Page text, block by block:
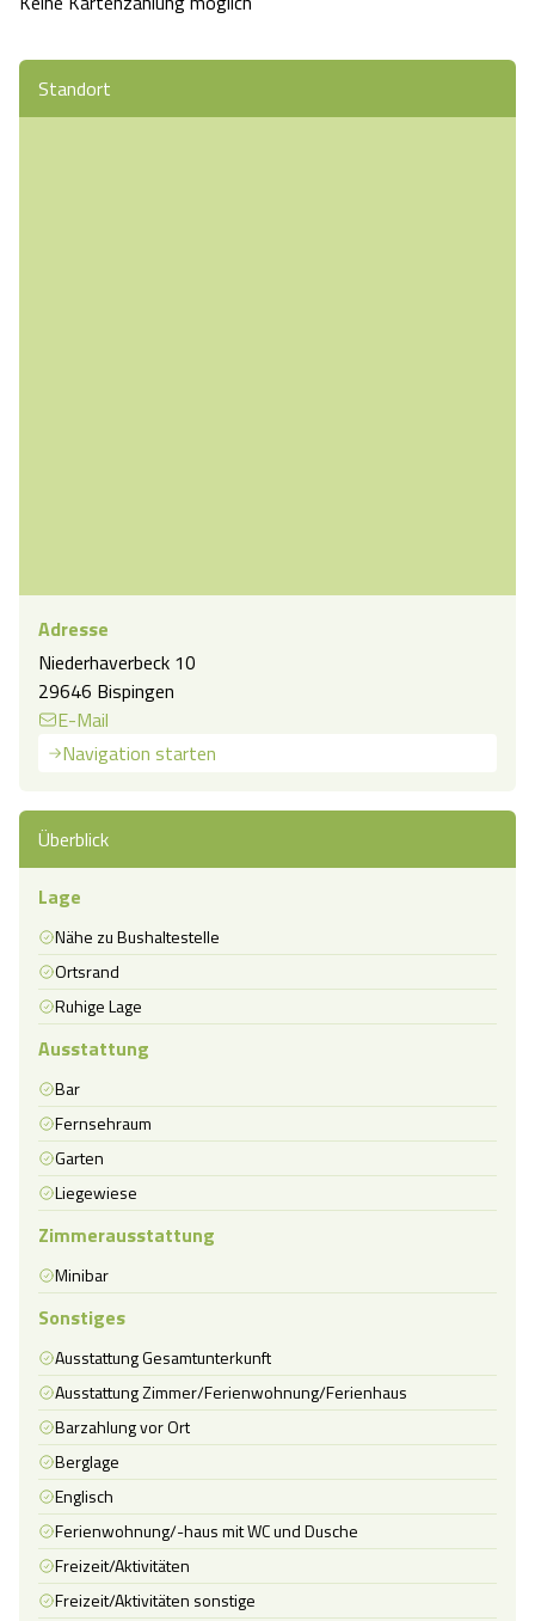
Standort
Adresse
Niederhaverbeck 10
29646 Bispingen
E-Mail
Navigation starten
Überblick
Lage
Nähe zu Bushaltestelle
Ortsrand
Ruhige Lage
Ausstattung
Bar
Fernsehraum
Garten
Liegewiese
Zimmerausstattung
Minibar
Sonstiges
Ausstattung Gesamtunterkunft
Ausstattung Zimmer/Ferienwohnung/Ferienhaus
Barzahlung vor Ort
Berglage
Englisch
Ferienwohnung/-haus mit WC und Dusche
Freizeit/Aktivitäten
Freizeit/Aktivitäten sonstige